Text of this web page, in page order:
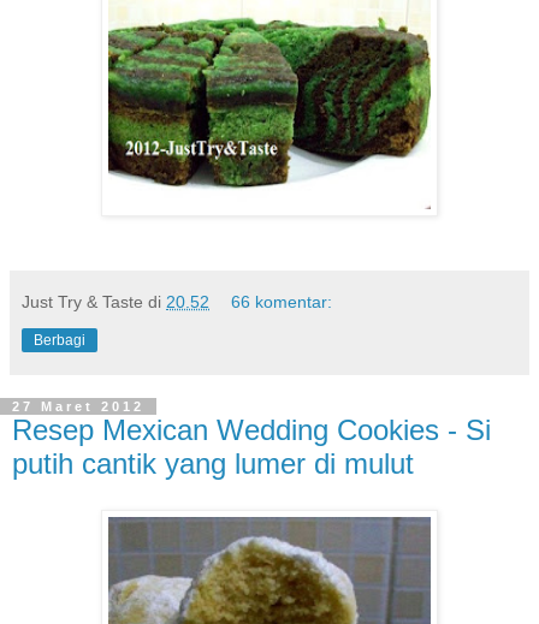
Just Try & Taste di 20.52 66 komentar:
Berbagi
27 Maret 2012
Resep Mexican Wedding Cookies - Si
putih cantik yang lumer di mulut